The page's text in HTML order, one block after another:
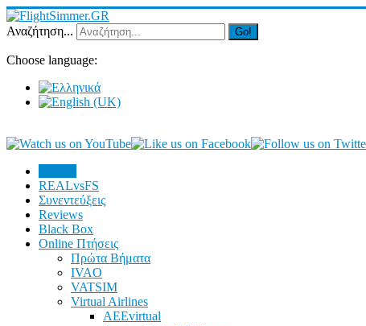
Αναζήτηση... Go!
Choose language:
REALvsFS
Συνεντεύξεις
Reviews
Black Box
Online Πτήσεις
Πρώτα Βήματα
IVAO
VATSIM
Virtual Airlines
AEEvirtual